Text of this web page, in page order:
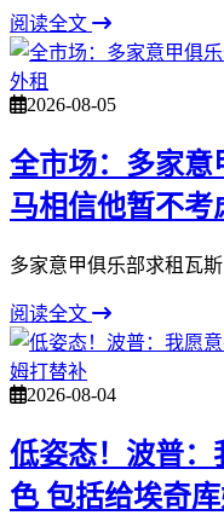
阅读全文
2026-08-05
全市场：多家意
马相信他暂不考
多家意甲俱乐部求租瓦
阅读全文
2026-08-04
低姿态！波普：
色 包括给埃奇